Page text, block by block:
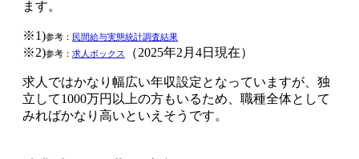
ます。
※1)参考： 民間給与実態統計調査結果
※2)参考： 求人ボックス （2025年2月4日現在）
求人ではかなり幅広い年収設定となっていますが、独
立して1000万円以上の方もいるため、職種全体として
みればかなり高いといえそうです。